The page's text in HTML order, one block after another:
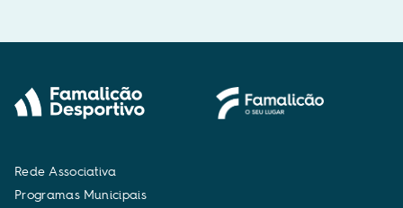
Rede Associativa
Programas Municipais